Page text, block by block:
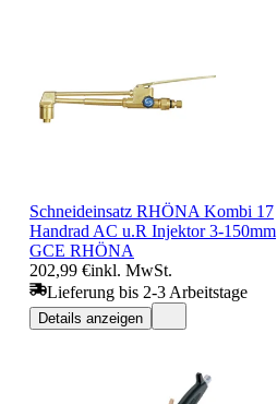
Schneideinsatz RHÖNA Kombi 17
Handrad AC u.R Injektor 3-150mm
GCE RHÖNA
202,99 €inkl. MwSt.
Lieferung bis 2-3 Arbeitstage
Details anzeigen